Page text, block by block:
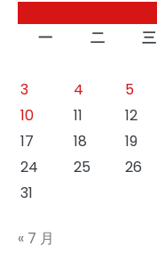
一
二 三
3
4 5
10
11 12
17
18 19
24
25 26
31
« 7 月